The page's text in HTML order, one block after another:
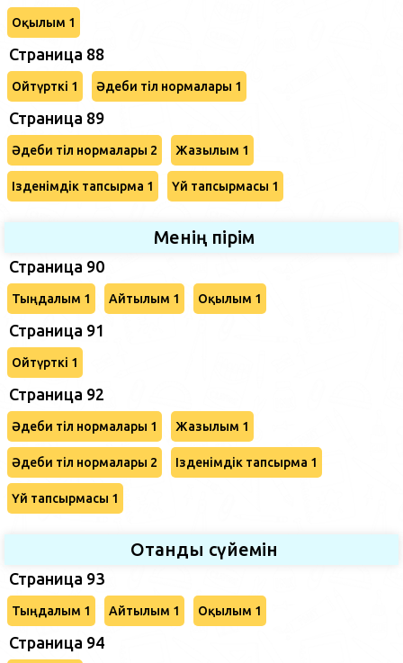
Оқылым 1
Страница 88
Ойтүрткі 1 Әдеби тіл нормалары 1
Страница 89
Әдеби тіл нормалары 2 Жазылым 1
Ізденімдік тапсырма 1 Үй тапсырмасы 1
Менің пірім
Страница 90
Тыңдалым 1 Айтылым 1 Оқылым 1
Страница 91
Ойтүрткі 1
Страница 92
Әдеби тіл нормалары 1 Жазылым 1
Әдеби тіл нормалары 2 Ізденімдік тапсырма 1
Үй тапсырмасы 1
Отанды сүйемін
Страница 93
Тыңдалым 1 Айтылым 1 Оқылым 1
Страница 94